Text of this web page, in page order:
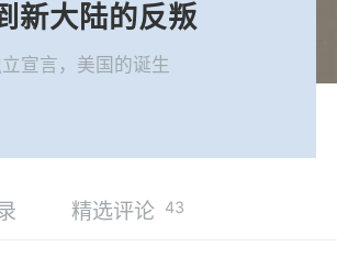
新大陆的反叛
宣言，美国的诞生
精选评论 43